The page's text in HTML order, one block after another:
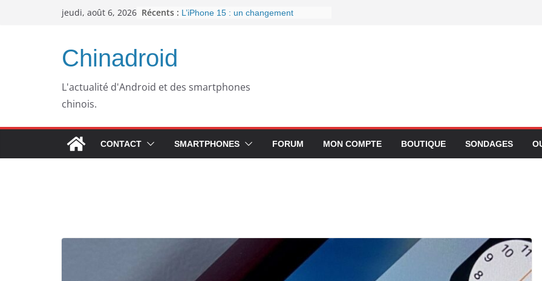
jeudi, août 6, 2026 Récents : L’iPhone 15 : un changement
septembre 2023
Chinadroid
L'actualité d'Android et des smartphones
chinois.
CONTACT SMARTPHONES FORUM MON COMPTE BOUTIQUE SONDAGES